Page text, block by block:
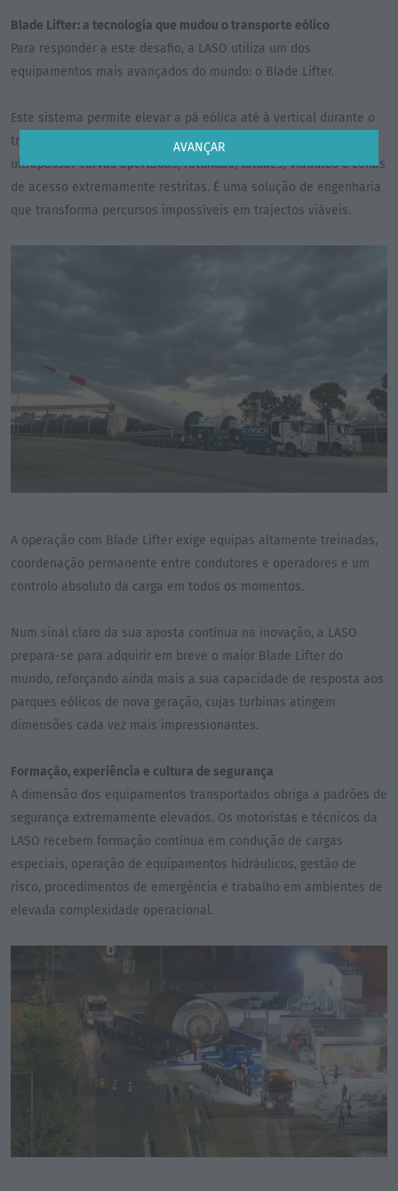
AVANÇAR
Blade Lifter: a tecnologia que mudou o transporte eólico
Para responder a este desafio, a LASO utiliza um dos
equipamentos mais avançados do mundo: o Blade Lifter.
Este sistema permite elevar a pá eólica até à vertical durante o
transporte, ajustando o seu ângulo em tempo real para
ultrapassar curvas apertadas, rotundas, taludes, viadutos e zonas
de acesso extremamente restritas. É uma solução de engenharia
que transforma percursos impossíveis em trajectos viáveis.
A operação com Blade Lifter exige equipas altamente treinadas,
coordenação permanente entre condutores e operadores e um
controlo absoluto da carga em todos os momentos.
Num sinal claro da sua aposta contínua na inovação, a LASO
prepara-se para adquirir em breve o maior Blade Lifter do
mundo, reforçando ainda mais a sua capacidade de resposta aos
parques eólicos de nova geração, cujas turbinas atingem
dimensões cada vez mais impressionantes.
Formação, experiência e cultura de segurança
A dimensão dos equipamentos transportados obriga a padrões de
segurança extremamente elevados. Os motoristas e técnicos da
LASO recebem formação contínua em condução de cargas
especiais, operação de equipamentos hidráulicos, gestão de
risco, procedimentos de emergência e trabalho em ambientes de
elevada complexidade operacional.